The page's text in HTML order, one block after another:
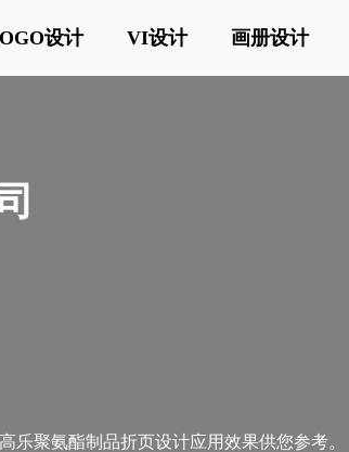
设计 VI设计 画册设计
聚氨酯制品折页设计应用效果供您参考。